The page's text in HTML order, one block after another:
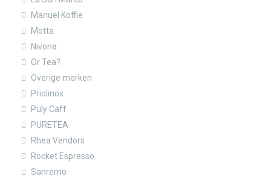
Manuel Koffie
Motta
Nivona
Or Tea?
Overige merken
Priolinox
Puly Caff
PURETEA
Rhea Vendors
Rocket Espresso
Sanremo